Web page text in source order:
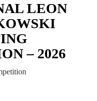
LEON
– 2026